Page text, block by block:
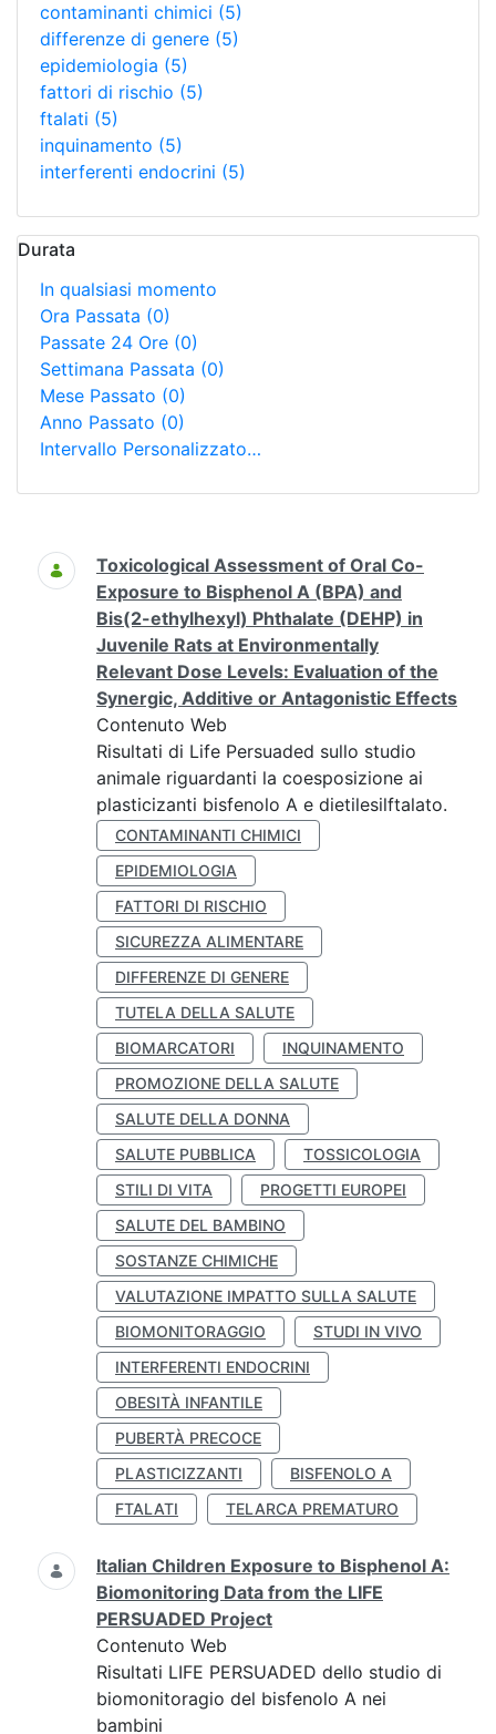
contaminanti chimici (5)
differenze di genere (5)
epidemiologia (5)
fattori di rischio (5)
ftalati (5)
inquinamento (5)
interferenti endocrini (5)
Durata
In qualsiasi momento
Ora Passata (0)
Passate 24 Ore (0)
Settimana Passata (0)
Mese Passato (0)
Anno Passato (0)
Intervallo Personalizzato…
Ricerca
Toxicological Assessment of Oral Co-
Exposure to Bisphenol A (BPA) and
Bis(2-ethylhexyl) Phthalate (DEHP) in
Juvenile Rats at Environmentally
Relevant Dose Levels: Evaluation of the
Synergic, Additive or Antagonistic Effects
Contenuto Web
Risultati di Life Persuaded sullo studio
animale riguardanti la coesposizione ai
plasticizanti bisfenolo A e dietilesilftalato.
CONTAMINANTI CHIMICI
EPIDEMIOLOGIA
FATTORI DI RISCHIO
SICUREZZA ALIMENTARE
DIFFERENZE DI GENERE
TUTELA DELLA SALUTE
BIOMARCATORI
INQUINAMENTO
PROMOZIONE DELLA SALUTE
SALUTE DELLA DONNA
SALUTE PUBBLICA
TOSSICOLOGIA
STILI DI VITA
PROGETTI EUROPEI
SALUTE DEL BAMBINO
SOSTANZE CHIMICHE
VALUTAZIONE IMPATTO SULLA SALUTE
BIOMONITORAGGIO
STUDI IN VIVO
INTERFERENTI ENDOCRINI
OBESITÀ INFANTILE
PUBERTÀ PRECOCE
PLASTICIZZANTI
BISFENOLO A
FTALATI
TELARCA PREMATURO
Italian Children Exposure to Bisphenol A:
Biomonitoring Data from the LIFE
PERSUADED Project
Contenuto Web
Risultati LIFE PERSUADED dello studio di
biomonitoragio del bisfenolo A nei
bambini